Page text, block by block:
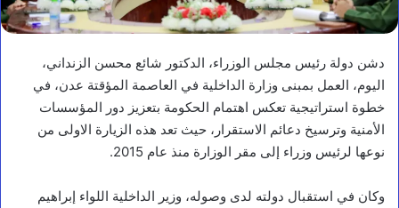
دشن دولة رئيس مجلس الوزراء، الدكتور شائع محسن الزنداني،
اليوم، العمل بمبنى وزارة الداخلية في العاصمة المؤقتة عدن، في
خطوة استراتيجية تعكس اهتمام الحكومة بتعزيز دور المؤسسات
الأمنية وترسيخ دعائم الاستقرار، حيث تعد هذه الزيارة الاولى من
نوعها لرئيس وزراء إلى مقر الوزارة منذ عام 2015.
وكان في استقبال دولته لدى وصوله، وزير الداخلية اللواء إبراهيم